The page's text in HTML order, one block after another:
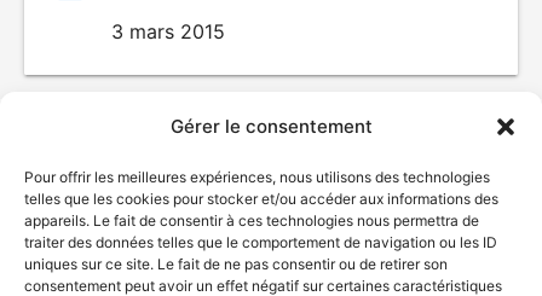
Gérer le consentement
Pour offrir les meilleures expériences, nous utilisons des technologies
telles que les cookies pour stocker et/ou accéder aux informations des
appareils. Le fait de consentir à ces technologies nous permettra de
traiter des données telles que le comportement de navigation ou les ID
uniques sur ce site. Le fait de ne pas consentir ou de retirer son
consentement peut avoir un effet négatif sur certaines caractéristiques
3 mars 2015
© Gouvernement du Québec, 2026